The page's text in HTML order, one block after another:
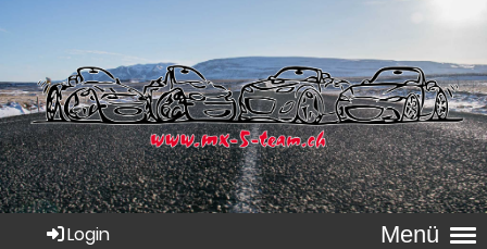
Menü
Login